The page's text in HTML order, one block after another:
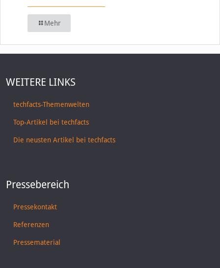
Mehr
WEITERE LINKS
techfacts-Themenwelten
Top-Artikel bei techfacts
Die neusten Artikel bei techfacts
Pressebereich
Pressekontakt
Referenzen
Pressematerial